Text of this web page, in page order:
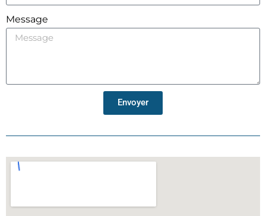
Message
Envoyer